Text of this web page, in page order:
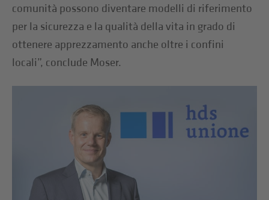
comunità possono diventare modelli di riferimento
per la sicurezza e la qualità della vita in grado di
ottenere apprezzamento anche oltre i confini
locali”, conclude Moser.